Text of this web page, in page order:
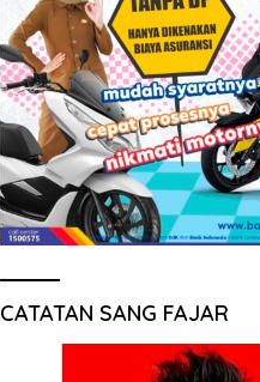
CATATAN SANG FAJAR